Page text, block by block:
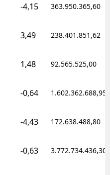
-4,15 363.950.365,60
3,49 238.401.851,62
1,48 92.565.525,00
-0,64 1.602.362.688,95
-4,43 172.638.488,80
-0,63 3.772.734.436,30